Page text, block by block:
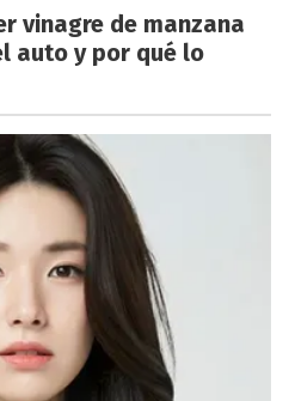
vinagre de manzana
auto y por qué lo